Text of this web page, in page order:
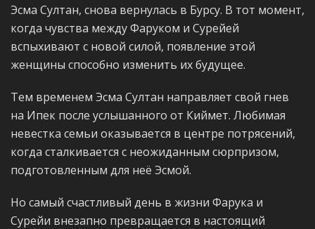
Эсма Султан, снова вернулась в Бурсу. В тот момент,
когда чувства между Фаруком и Сурейей
вспыхивают с новой силой, появление этой
женщины способно изменить их будущее.
Тем временем Эсма Султан направляет свой гнев
на Ипек после услышанного от Киймет. Любимая
невестка семьи оказывается в центре потрясений,
когда сталкивается с неожиданным сюрпризом,
подготовленным для неё Эсмой.
Но самый счастливый день в жизни Фарука и
Сурейи внезапно превращается в настоящий